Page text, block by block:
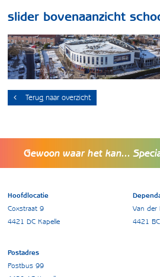
slider bovenaanzicht
Terug naar overzicht
Gewoon waar het kan...
Hoofdlocatie
Coxstraat 9
4421 DC Kapelle
Van der
4421
Postadres
Postbus 99